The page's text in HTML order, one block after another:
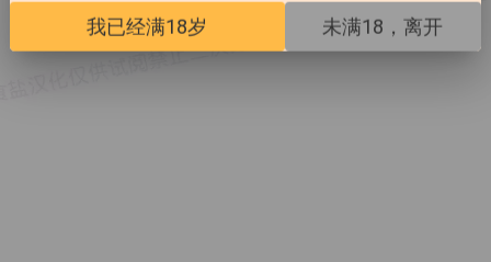
我已经满18岁 未满18，离开